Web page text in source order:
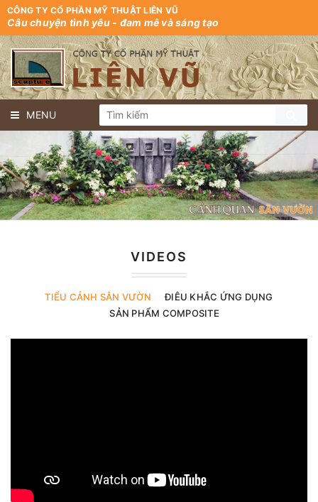
CÔNG TY CỔ PHẦN MỸ THUẬT LIÊN VŨ
Câu chuyện tình yêu - đam mê và sáng tạo
MENU
VIDEOS
TIỂU CẢNH SÂN VƯỜN
ĐIÊU KHẮC ỨNG DỤNG
SẢN PHẨM COMPOSITE